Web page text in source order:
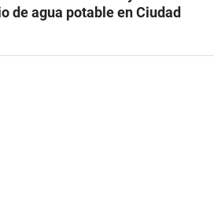
de agua potable en Ciudad